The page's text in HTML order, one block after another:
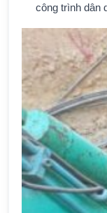
công trình dân